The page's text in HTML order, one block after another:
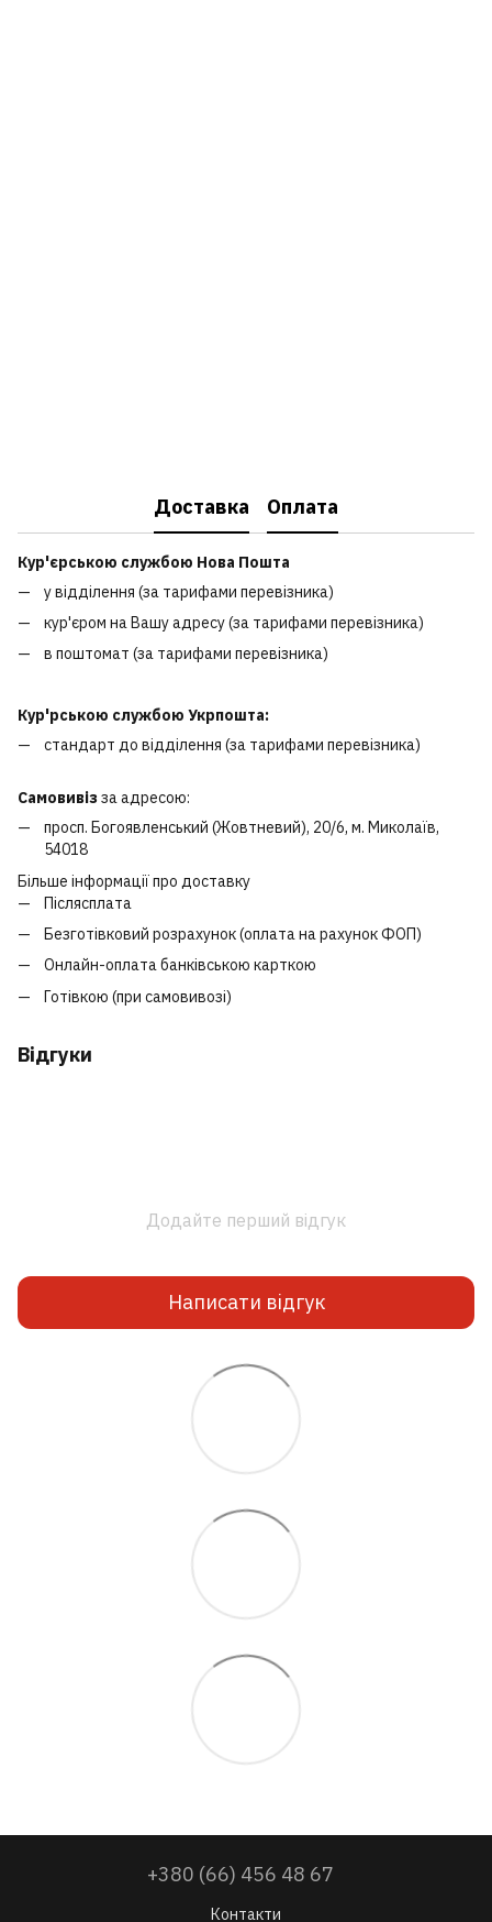
Доставка Оплата
Кур'єрською службою Нова Пошта
у відділення (за тарифами перевізника)
кур'єром на Вашу адресу (за тарифами перевізника)
в поштомат (за тарифами перевізника)
Кур'рською службою Укрпошта:
стандарт до відділення (за тарифами перевізника)
Самовивізза адресою:
просп. Богоявленський (Жовтневий), 20/6, м. Миколаїв,
54018
Більше інформації про доставку
Післясплата
Безготівковий розрахунок (оплата на рахунок ФОП)
Онлайн-оплата банківською карткою
Готівкою (при самовивозі)
Відгуки
Додайте перший відгук
Написати відгук
+380 (66) 456 48 67
Контакти